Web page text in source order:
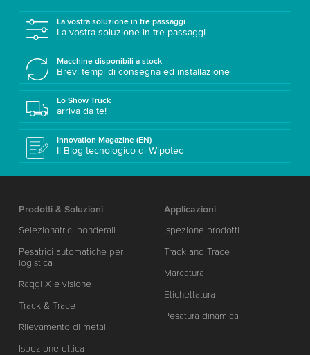
La vostra soluzione in tre passaggi
La vostra soluzione in tre passaggi
Macchine disponibili a stock
Brevi tempi di consegna ed installazione
Lo Show Truck
arriva da te!
Innovation Magazine (EN)
Il Blog tecnologico di Wipotec
Prodotti & Soluzioni
Selezionatrici ponderali
Pesatrici automatiche per
logistica
Raggi X e visione
Track & Trace
Rilevamento di metalli
Ispezione ottica
Applicazioni
Ispezione prodotti
Track and Trace
Marcatura
Etichettatura
Pesatura dinamica